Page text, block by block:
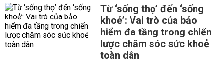
Từ ‘sống thọ’ đến ‘sống
khoẻ’: Vai trò của bảo
hiểm đa tầng trong chiến
lược chăm sóc sức khoẻ
toàn dân